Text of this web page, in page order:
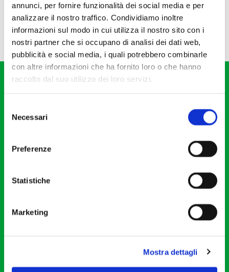
annunci, per fornire funzionalità dei social media e per
analizzare il nostro traffico. Condividiamo inoltre
informazioni sul modo in cui utilizza il nostro sito con i
nostri partner che si occupano di analisi dei dati web,
pubblicità e social media, i quali potrebbero combinarle
con altre informazioni che ha fornito loro o che hanno
raccolto dal suo utilizzo dei loro servizi.
delNecessari
Preferenze
Statistiche
Marketing
Mostra dettagli
Via S. Giovanni sul Muro, 2
Cod. Fisc. 80078650159